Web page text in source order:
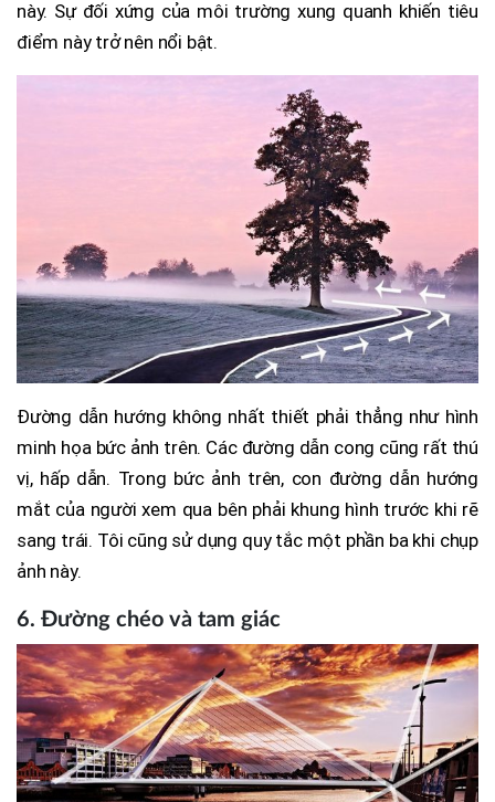
này. Sự đối xứng của môi trường xung quanh khiến tiêu
điểm này trở nên nổi bật.
Đường dẫn hướng không nhất thiết phải thẳng như hình
minh họa bức ảnh trên. Các đường dẫn cong cũng rất thú
vị, hấp dẫn. Trong bức ảnh trên, con đường dẫn hướng
mắt của người xem qua bên phải khung hình trước khi rẽ
sang trái. Tôi cũng sử dụng quy tắc một phần ba khi chụp
ảnh này.
6. Đường chéo và tam giác